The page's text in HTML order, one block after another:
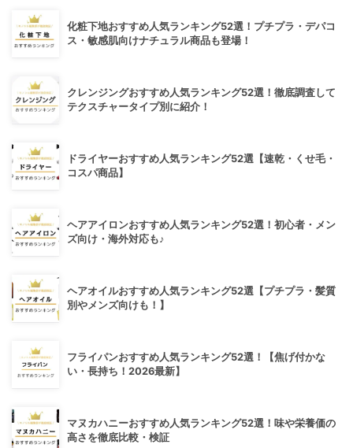
化粧下地おすすめ人気ランキング52選！プチプラ・デパコ
ス・敏感肌向けナチュラル商品も登場！
クレンジングおすすめ人気ランキング52選！徹底調査して
テクスチャータイプ別に紹介！
ドライヤーおすすめ人気ランキング52選【速乾・くせ毛・
コスパ商品】
ヘアアイロンおすすめ人気ランキング52選！初心者・メン
ズ向け・海外対応も♪
ヘアオイルおすすめ人気ランキング52選【プチプラ・髪質
別やメンズ向けも！】
フライパンおすすめ人気ランキング52選！【焦げ付かな
い・長持ち！2026最新】
マヌカハニーおすすめ人気ランキング52選！味や栄養価の
高さを徹底比較・検証